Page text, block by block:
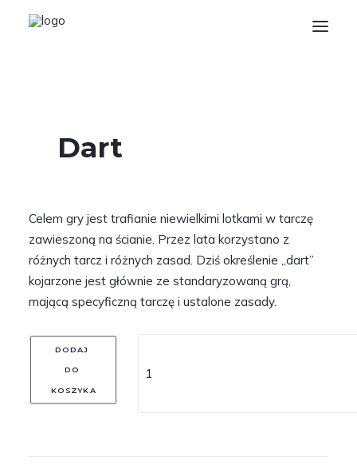
Wyszukiwanie
Login / Register
Koszyk
Dart
Celem gry jest trafianie niewielkimi lotkami w tarczę
zawieszoną na ścianie. Przez lata korzystano z
różnych tarcz i różnych zasad. Dziś określenie „dart”
kojarzone jest głównie ze standaryzowaną grą,
mającą specyficzną tarczę i ustalone zasady.
DODAJ
DO
KOSZYKA